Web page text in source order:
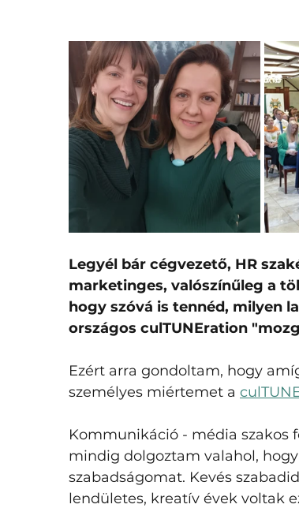
Legyél bár cégvezető, HR
marketinges, valószínűleg a
hogy szóvá is tennéd, milyen
országos culTUNEration
Ezért arra gondoltam, hogy
személyes miértemet a
Kommunikáció - média szakos
mindig dolgoztam valahol,
szabadságomat. Kevés
lendületes, kreatív évek voltak